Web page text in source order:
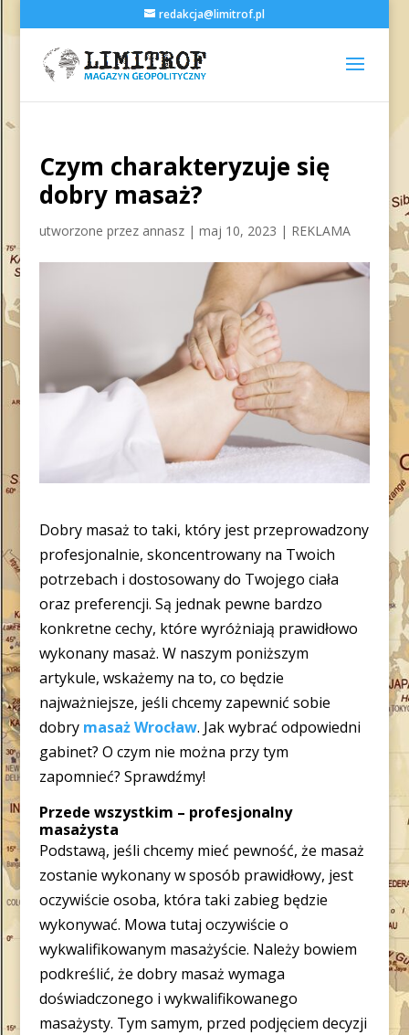
redakcja@limitrof.pl
Czym charakteryzuje się
dobry masaż?
utworzone przez annasz| maj 10, 2023 | REKLAMA
Dobry masaż to taki, który jest przeprowadzony
profesjonalnie, skoncentrowany na Twoich
potrzebach i dostosowany do Twojego ciała
oraz preferencji. Są jednak pewne bardzo
konkretne cechy, które wyróżniają prawidłowo
wykonany masaż. W naszym poniższym
artykule, wskażemy na to, co będzie
najważniejsze, jeśli chcemy zapewnić sobie
dobry masaż Wrocław. Jak wybrać odpowiedni
gabinet? O czym nie można przy tym
zapomnieć? Sprawdźmy!
Przede wszystkim – profesjonalny
masażysta
Podstawą, jeśli chcemy mieć pewność, że masaż
zostanie wykonany w sposób prawidłowy, jest
oczywiście osoba, która taki zabieg będzie
wykonywać. Mowa tutaj oczywiście o
wykwalifikowanym masażyście. Należy bowiem
podkreślić, że dobry masaż wymaga
doświadczonego i wykwalifikowanego
masażysty. Tym samym, przed podjęciem decyzji